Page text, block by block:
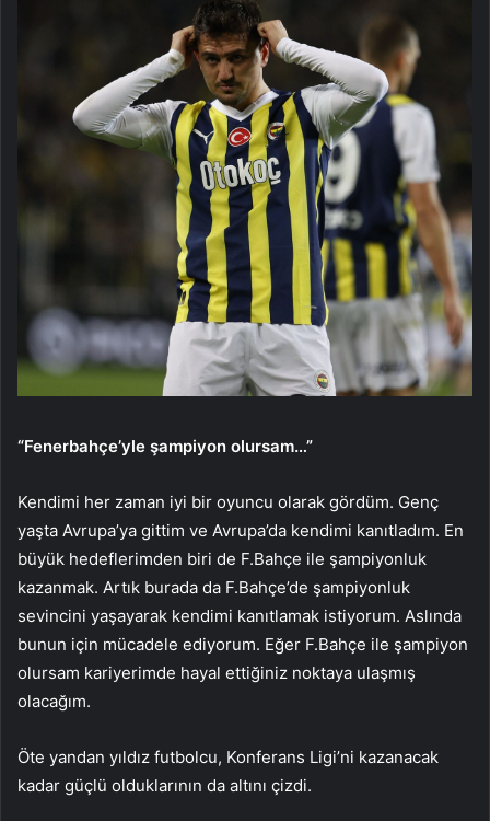
“Fenerbahçe’yle şampiyon olursam…”
Kendimi her zaman iyi bir oyuncu olarak gördüm. Genç
yaşta Avrupa’ya gittim ve Avrupa’da kendimi kanıtladım. En
büyük hedeflerimden biri de F.Bahçe ile şampiyonluk
kazanmak. Artık burada da F.Bahçe’de şampiyonluk
sevincini yaşayarak kendimi kanıtlamak istiyorum. Aslında
bunun için mücadele ediyorum. Eğer F.Bahçe ile şampiyon
olursam kariyerimde hayal ettiğiniz noktaya ulaşmış
olacağım.
Öte yandan yıldız futbolcu, Konferans Ligi’ni kazanacak
kadar güçlü olduklarının da altını çizdi.